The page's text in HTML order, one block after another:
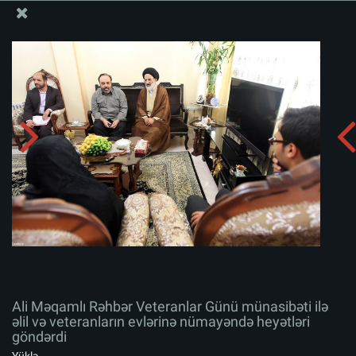
Ali Məqamlı Rəhbər Veteranlar Günü münasibəti ilə əlil
və veteranların evlərinə nümayəndə heyətləri göndərdi
Albomu yüklə:
Ali Məqamlı Rəhbər Veteranlar Günü münasibəti ilə
əlil və veteranların evlərinə nümayəndə heyətləri
göndərdi